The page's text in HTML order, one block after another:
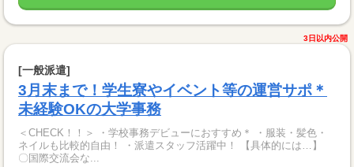
3日以内公開
[一般派遣]
3月末まで！学生寮やイベント等の運営サポ＊
未経験OKの大学事務
＜CHECK！！＞ ・学校事務デビューにおすすめ＊ ・服装・髪色・
ネイルも比較的自由！ ・派遣スタッフ活躍中！ 【具体的には…】
〇国際交流会な...